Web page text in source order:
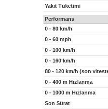
Yakıt Tüketimi
Performans
0 - 80 km/h
0 - 60 mph
0 - 100 km/h
0 - 160 km/h
80 - 120 km/h (son
0 - 400 m Hızlanma
0 - 1000 m Hızlanma
Son Sürat